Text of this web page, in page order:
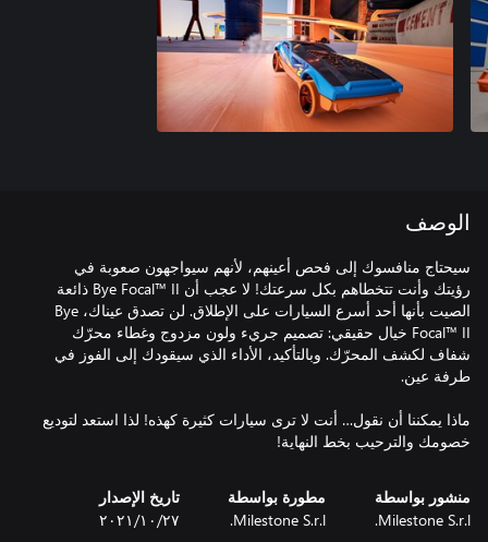
الوصف
سيحتاج منافسوك إلى فحص أعينهم، لأنهم سيواجهون صعوبة في
رؤيتك وأنت تتخطاهم بكل سرعتك! لا عجب أن Bye Focal™ II ذائعة
الصيت بأنها أحد أسرع السيارات على الإطلاق. لن تصدق عيناك، Bye
Focal™ II خيال حقيقي: تصميم جريء ولون مزدوج وغطاء محرّك
شفاف لكشف المحرّك. وبالتأكيد، الأداء الذي سيقودك إلى الفوز في
ماذا يمكننا أن نقول… أنت لا ترى سيارات كثيرة كهذه! لذا استعد لتوديع
خصومك والترحيب بخط النهاية!
منشور بواسطة
Milestone S.r.l.
مطورة بواسطة
Milestone S.r.l.
تاريخ الإصدار
٢٧‏/١٠‏/٢٠٢١